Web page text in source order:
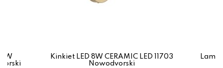
Kinkiet LED 8W CERAMIC LED 11703
Nowodvorski